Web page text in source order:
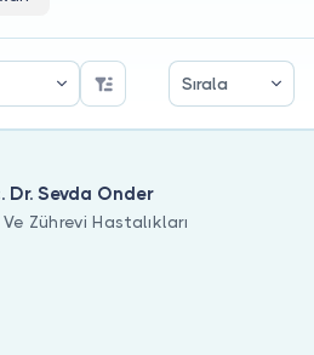
Sırala
Dr. Sevda Onder
Zührevi Hastalıkları